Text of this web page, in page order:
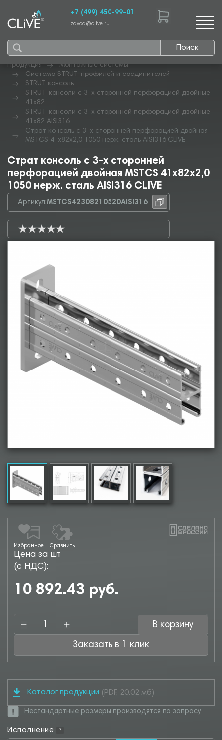
Поиск
+7 (499) 450-99-01
zavod@clive.ru
Продукция
Монтажные системы
Система STRUT-профилей и соединителей
STRUT консоль
STRUT-консоли с 3-х сторонней перфорацией двойные
41х82
STRUT-консоли с 3-х сторонней перфорацией двойные
41х82 AISI316
Страт консоль с 3-х сторонней перфорацией двойная
MSTCS 41х82х2,0 1050 нерж. сталь AISI316 CLIVE
Страт консоль с 3-х сторонней
перфорацией двойная MSTCS 41х82х2,0
1050 нерж. сталь AISI316 CLIVE
Артикул:MSTCS42308210520AISI316
Избранное Сравнить
Цена за шт
(с НДС):
10 892.43 руб.
В корзину
Заказать в 1 клик
Каталог продукции (PDF, 20.02 мб)
Нестандартные размеры производятся по запросу
Исполнение ?